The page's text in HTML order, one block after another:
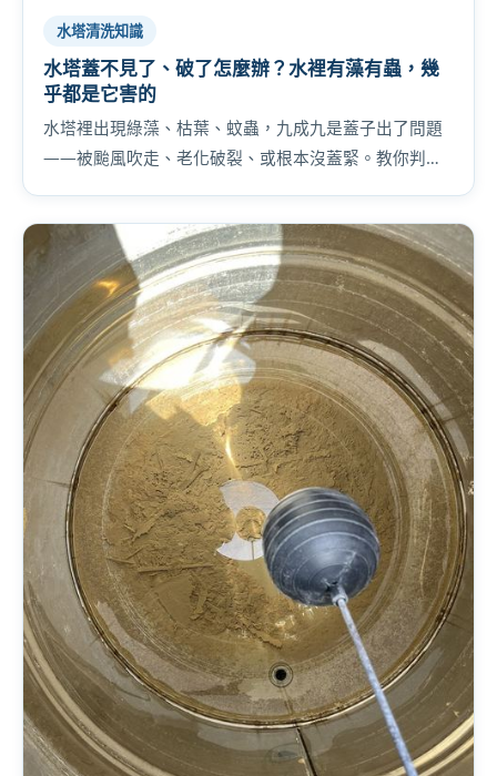
水塔清洗知識
水塔蓋不見了、破了怎麼辦？水裡有藻有蟲，幾
乎都是它害的
水塔裡出現綠藻、枯葉、蚊蟲，九成九是蓋子出了問題
——被颱風吹走、老化破裂、或根本沒蓋緊。教你判斷